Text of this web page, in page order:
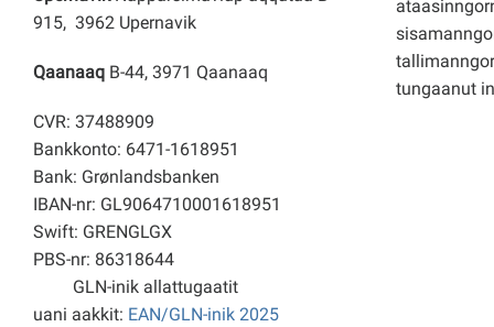
915, 3962 Upernavik
Qaanaaq B-44, 3971 Qaanaaq
CVR: 37488909
Bankkonto: 6471-1618951
Bank: Grønlandsbanken
IBAN-nr: GL9064710001618951
Swift: GRENGLGX
PBS-nr: 86318644
GLN-inik allattugaatit
uani aakkit: EAN/GLN-inik 2025
tungaanut